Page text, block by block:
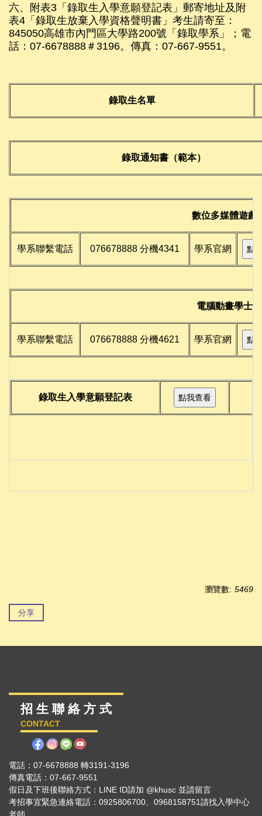
六、附表3「錄取生入學意願登記表」郵寄地址及附
表4「錄取生放棄入學資格聲明書」 考生請寄至：
845050高雄市內門區大學路200號「錄取學系」；電
話：07-6678888＃3196。傳真：07-667-9551。
錄取生名單
錄取通知書（範本）
數位多媒體遊戲
學系聯繫電話 076678888 分機4341 學系官網
電腦動畫學士
學系聯繫電話 076678888 分機4621 學系官網
錄取生入學意願登記表
瀏覽數: 5469
分享
招 生 聯 絡 方 式
CONTACT
電話：07-6678888 轉3191-3196
傳真電話：07-667-9551
假日及下班後聯絡方式：LINE ID請加 @khusc 並請留言
考招事宜緊急連絡電話：0925806700、0968158751請找入學中心
老師